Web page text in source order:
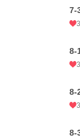
7-
8-
8-
8-